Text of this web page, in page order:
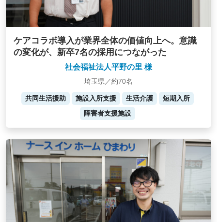
ケアコラボ導入が業界全体の価値向上へ。意識
の変化が、新卒7名の採用につながった
社会福祉法人平野の里 様
埼玉県／約70名
共同生活援助 施設入所支援 生活介護
短期入所
障害者支援施設